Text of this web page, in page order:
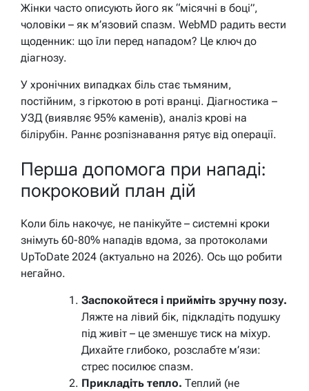
Жінки часто описують його як “місячні в боці”,
чоловіки – як м’язовий спазм. WebMD радить вести
щоденник: що їли перед нападом? Це ключ до
діагнозу.
У хронічних випадках біль стає тьмяним,
постійним, з гіркотою в роті вранці. Діагностика –
УЗД (виявляє 95% каменів), аналіз крові на
білірубін. Раннє розпізнавання рятує від операції.
Перша допомога при нападі:
покроковий план дій
Коли біль накочує, не панікуйте – системні кроки
знімуть 60-80% нападів вдома, за протоколами
UpToDate 2024 (актуально на 2026). Ось що робити
негайно.
Заспокойтеся і прийміть зручну позу.
Ляжте на лівий бік, підкладіть подушку
під живіт – це зменшує тиск на міхур.
Дихайте глибоко, розслабте м’язи:
стрес посилює спазм.
Прикладіть тепло. Теплий (не